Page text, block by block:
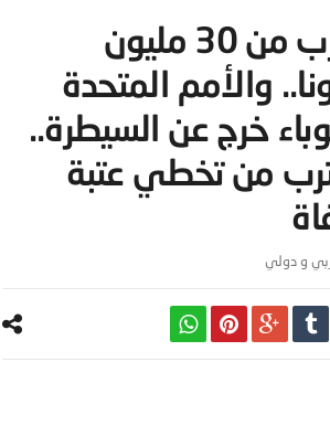
العالم يقترب من 30 مليون
والأمم المتحدة
خرج عن السيطرة..
من تخطي عتبة
و دولي